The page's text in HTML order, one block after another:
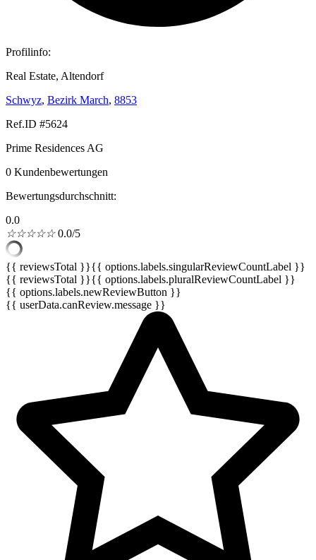
Profilinfo:
Real Estate, Altendorf
Schwyz, Bezirk March, 8853
Ref.ID #5624
Prime Residences AG
0 Kundenbewertungen
Bewertungsdurchschnitt:
0.0
☆☆☆☆☆ 0.0/5
{{ reviewsTotal }}{{ options.labels.singularReviewCountLabel }}
{{ reviewsTotal }}{{ options.labels.pluralReviewCountLabel }}
{{ options.labels.newReviewButton }}
{{ userData.canReview.message }}